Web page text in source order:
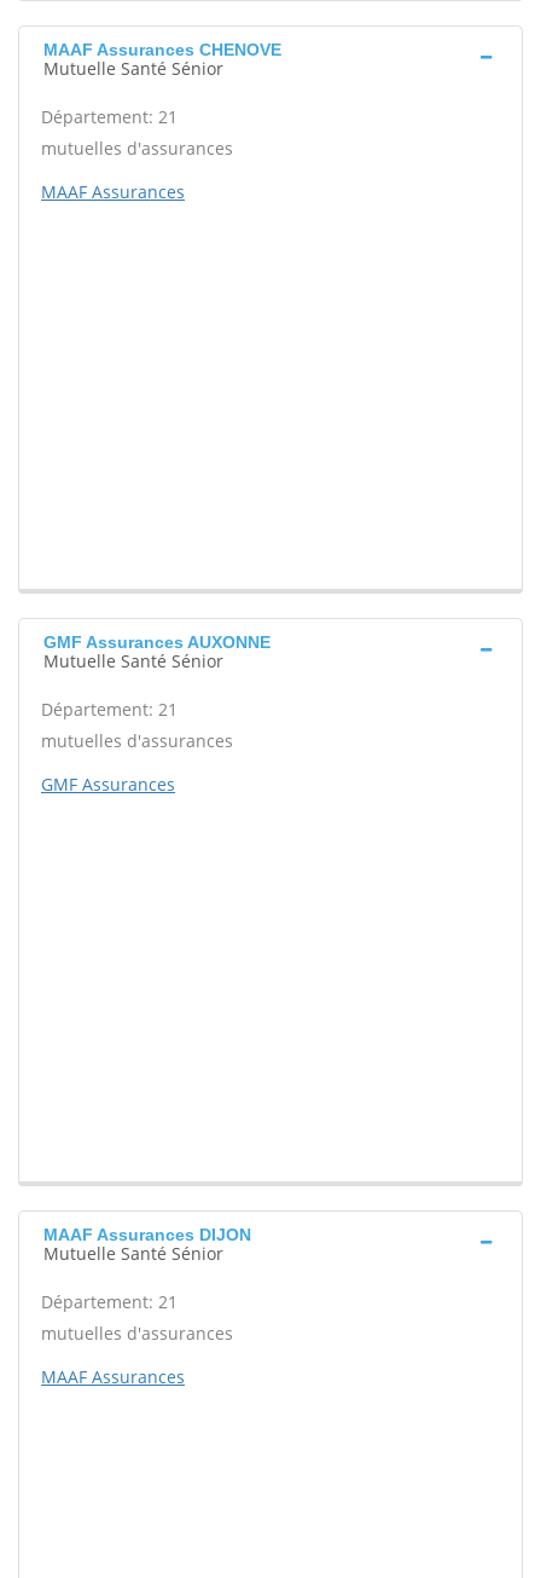
MAAF Assurances CHENOVE
Mutuelle Santé Sénior
Département: 21
mutuelles d'assurances
MAAF Assurances
GMF Assurances AUXONNE
Mutuelle Santé Sénior
Département: 21
mutuelles d'assurances
GMF Assurances
MAAF Assurances DIJON
Mutuelle Santé Sénior
Département: 21
mutuelles d'assurances
MAAF Assurances